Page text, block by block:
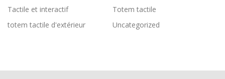
Tactile et interactif
Totem tactile
totem tactile d'extérieur
Uncategorized